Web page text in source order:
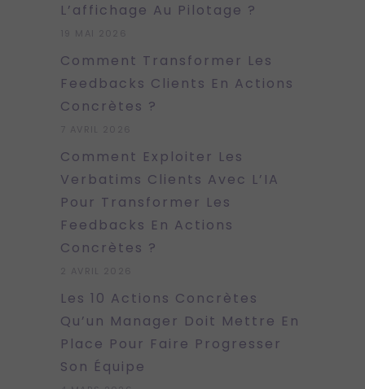
L’affichage Au Pilotage ?
Comment Transformer Les
Feedbacks Clients En Actions
Concrètes ?
Comment Exploiter Les
Verbatims Clients Avec L’IA
Pour Transformer Les
Feedbacks En Actions
Concrètes ?
Les 10 Actions Concrètes
Qu’un Manager Doit Mettre En
Place Pour Faire Progresser
Son Équipe